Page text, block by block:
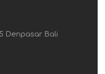
Denpasar Bali